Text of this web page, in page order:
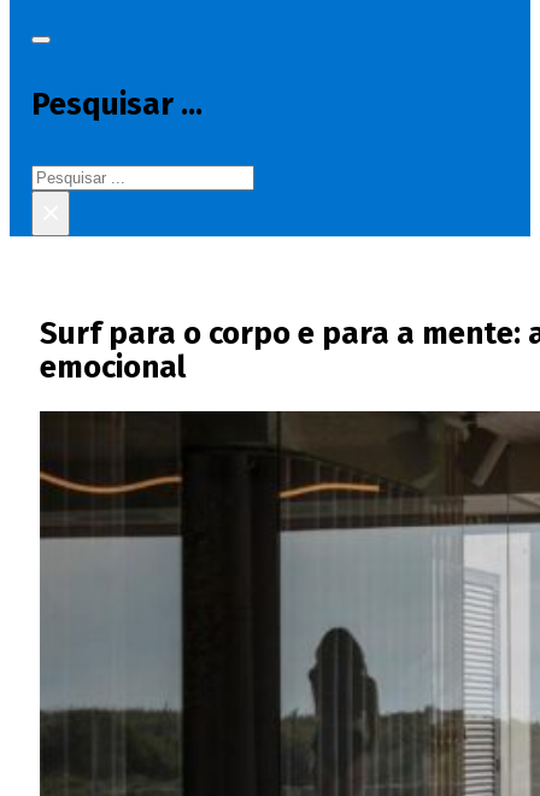
Pesquisar ...
Pesquisar
Surf para o corpo e para a mente:
emocional